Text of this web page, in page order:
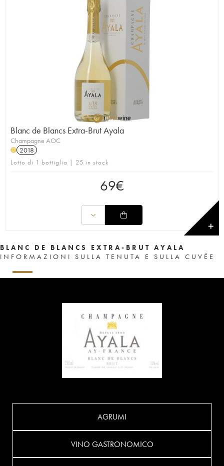
Blanc de Blancs Extra-Brut Ayala
Champagne AOC
H 2018
Lotto di 1 bottiglia | 25 in stock
69€
✕
BLANC DE BLANCS EXTRA-BRUT AYALA
INFORMAZIONI SULLA TENUTA E SULLA CUVÉE
AGRUMI
VINO GASTRONOMICO